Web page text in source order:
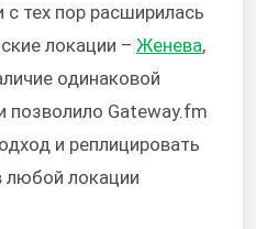
с тех пор расширилась
локации – Женева,
одинаковой
позволило Gateway.fm
и реплицировать
любой локации